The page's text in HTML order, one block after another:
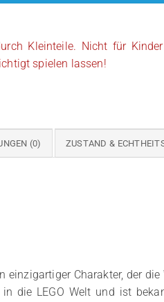
Kleinteile. Nicht für
spielen lassen!
(0) ZUSTAND &
einzigartiger Charakter, der
die LEGO Welt und ist